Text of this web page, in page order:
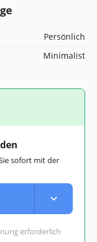
Persönlich
Minimalist
sofort mit der
erforderlich